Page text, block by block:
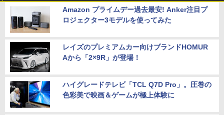
Amazon プライムデー過去最安! Anker注目プ
ロジェクター3モデルを使ってみた
レイズのプレミアムカー向けブランドHOMUR
Aから「2×9R」が登場！
ハイグレードテレビ「TCL Q7D Pro」。圧巻の
色彩美で映画＆ゲームが極上体験に